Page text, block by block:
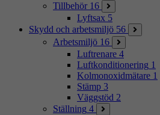
Tillbehör 16
Lyftsax 5
Skydd och arbetsmiljö 56
Arbetsmiljö 16
Luftrenare 4
Luftkonditionering 1
Kolmonoxidmätare 1
Stämp 3
Väggstöd 2
Ställning 4